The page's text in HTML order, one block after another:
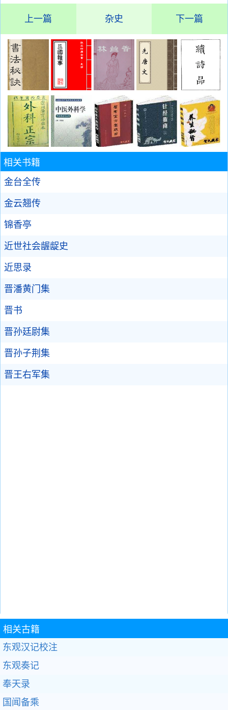
上一篇 杂史 下一篇
相关书籍
金台全传
金云翘传
锦香亭
近世社会龌龊史
近思录
晋潘黄门集
晋书
晋孙廷尉集
晋孙子荆集
晋王右军集
相关古籍
东观汉记校注
东观奏记
奉天录
国闻备乘